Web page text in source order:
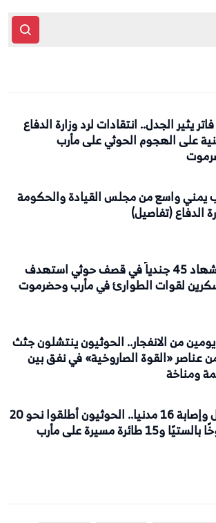
يثير الجدل.. انتقادات لرد وزارة الدفاع
على الهجوم الحوثي على مأرب
واسع من مجلس القيادة والحكومة
الدفاع (تفاصيل)
استشهاد 45 جندياً في قصف حوثي استهدف
لقوات الطوارئ في مأرب وحضرموت
من الانفجار.. الحوثيون ينتشلون جثث
من عناصر «القوة الصاروخية» في نفق بين
ومناخة
مقتل وإصابة 16 مدنيا.. الحوثيون أطلقوا نحو 20
و15 طائرة مسيرة على مأرب